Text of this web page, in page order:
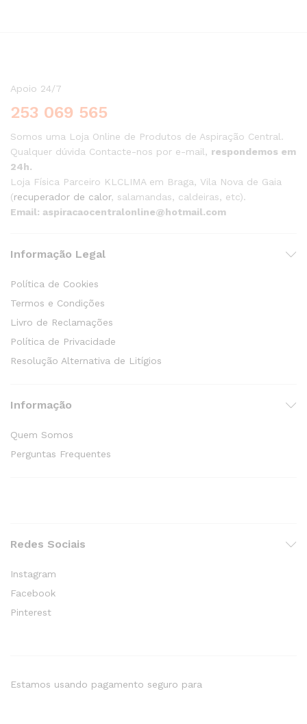
Apoio 24/7
253 069 565
Somos uma Loja Online de Produtos de Aspiração Central.
Qualquer dúvida Contacte-nos por e-mail, respondemos em
24h.
Loja Física Parceiro KLCLIMA em Braga, Vila Nova de Gaia
(recuperador de calor, salamandas, caldeiras, etc).
Email: aspiracaocentralonline@hotmail.com
Informação Legal
Política de Cookies
Termos e Condições
Livro de Reclamações
Política de Privacidade
Resolução Alternativa de Litígios
Informação
Quem Somos
Perguntas Frequentes
Redes Sociais
Instagram
Facebook
Pinterest
Estamos usando pagamento seguro para